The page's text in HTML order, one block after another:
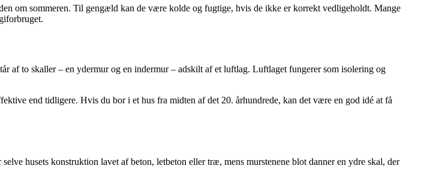
om sommeren. Til gengæld kan de være kolde og fugtige, hvis de ikke er korrekt vedligeholdt. Mange
af to skaller – en ydermur og en indermur – adskilt af et luftlag. Luftlaget fungerer som isolering og
end tidligere. Hvis du bor i et hus fra midten af det 20. århundrede, kan det være en god idé at få
husets konstruktion lavet af beton, letbeton eller træ, mens murstenene blot danner en ydre skal, der